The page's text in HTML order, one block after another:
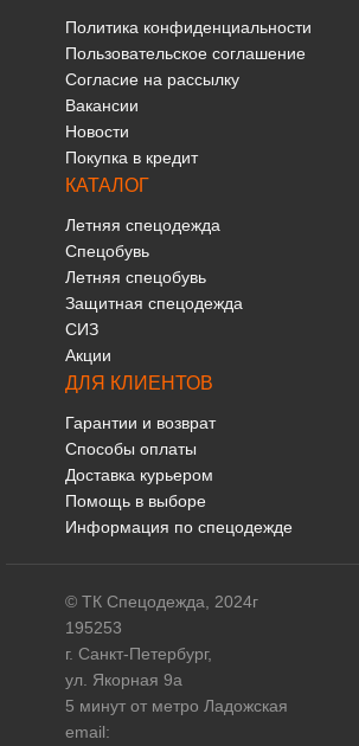
Политика конфиденциальности
Пользовательское соглашение
Согласие на рассылку
Вакансии
Новости
Покупка в кредит
КАТАЛОГ
Летняя спецодежда
Спецобувь
Летняя спецобувь
Защитная спецодежда
СИЗ
Акции
ДЛЯ КЛИЕНТОВ
Гарантии и возврат
Способы оплаты
Доставка курьером
Помощь в выборе
Информация по спецодежде
© ТК Спецодежда, 2024г
195253
г. Санкт-Петербург,
ул. Якорная 9а
5 минут от метро Ладожская
email: